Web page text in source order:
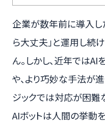
企業が数年前に導入し
ら大丈夫」と運用し続
ん。しかし、近年では
や、より巧妙な手法が
ジックでは対応が困難
AIボットは人間の挙動